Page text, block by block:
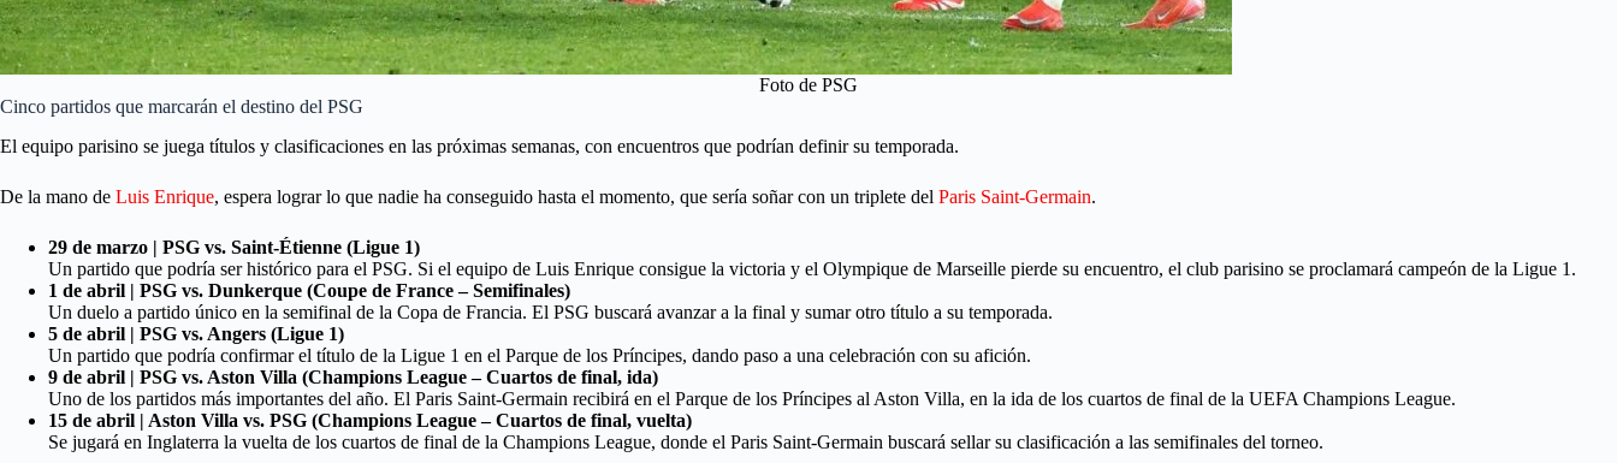
Foto de PSG
Cinco partidos que marcarán el destino del PSG
El equipo parisino se juega títulos y clasificaciones en las próximas semanas, con encuentros que podrían definir su temporada.
De la mano de Luis Enrique, espera lograr lo que nadie ha conseguido hasta el momento, que sería soñar con un triplete del Paris Saint-Germain.
29 de marzo | PSG vs. Saint-Étienne (Ligue 1)
Un partido que podría ser histórico para el PSG. Si el equipo de Luis Enrique consigue la victoria y el Olympique de Marseille pierde su encuentro, el club parisino se proclamará campeón de la Ligue 1.
1 de abril | PSG vs. Dunkerque (Coupe de France – Semifinales)
Un duelo a partido único en la semifinal de la Copa de Francia. El PSG buscará avanzar a la final y sumar otro título a su temporada.
5 de abril | PSG vs. Angers (Ligue 1)
Un partido que podría confirmar el título de la Ligue 1 en el Parque de los Príncipes, dando paso a una celebración con su afición.
9 de abril | PSG vs. Aston Villa (Champions League – Cuartos de final, ida)
Uno de los partidos más importantes del año. El Paris Saint-Germain recibirá en el Parque de los Príncipes al Aston Villa, en la ida de los cuartos de final de la UEFA Champions League.
15 de abril | Aston Villa vs. PSG (Champions League – Cuartos de final, vuelta)
Se jugará en Inglaterra la vuelta de los cuartos de final de la Champions League, donde el Paris Saint-Germain buscará sellar su clasificación a las semifinales del torneo.